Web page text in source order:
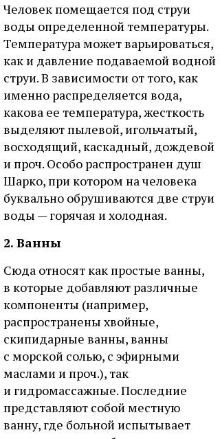
Человек помещается под струи
воды определенной температуры.
Температура может варьироваться,
как и давление подаваемой водной
струи. В зависимости от того, как
именно распределяется вода,
какова ее температура, жесткость
выделяют пылевой, игольчатый,
восходящий, каскадный, дождевой
и проч. Особо распространен душ
Шарко, при котором на человека
буквально обрушиваются две струи
воды — горячая и холодная.
2. Ванны
Сюда относят как простые ванны,
в которые добавляют различные
компоненты (например,
распространены хвойные,
скипидарные ванны, ванны
с морской солью, с эфирными
маслами и проч.), так
и гидромассажные. Последние
представляют собой местную
ванну, где больной испытывает